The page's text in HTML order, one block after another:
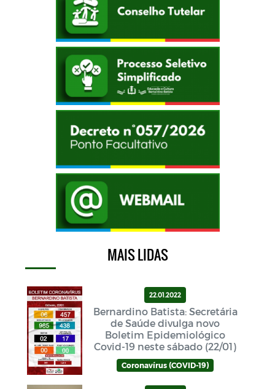
MAIS LIDAS
22.01.2022
Bernardino Batista: Secretária
de Saúde divulga novo
Boletim Epidemiológico
Covid-19 neste sábado (22/01)
Coronavírus (COVID-19)